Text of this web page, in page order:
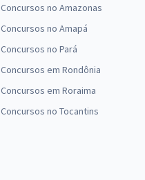
Concursos no Amazonas
Concursos no Amapá
Concursos no Pará
Concursos em Rondônia
Concursos em Roraima
Concursos no Tocantins